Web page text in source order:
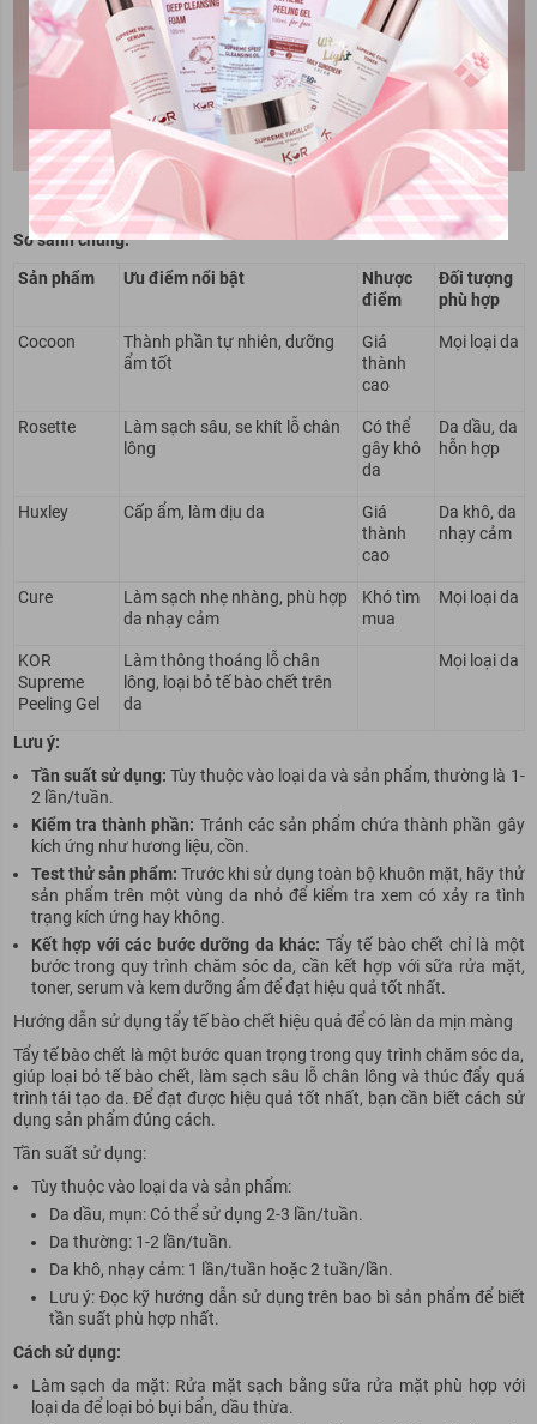
KOR Supreme Peeling Gel
So sánh chung:
Sản phẩm
Ưu điểm nổi bật
Nhược
điểm
Đối tượng
phù hợp
Cocoon
Thành phần tự nhiên, dưỡng
ẩm tốt
Giá
thành
cao
Mọi loại da
Rosette
Làm sạch sâu, se khít lỗ chân
lông
Có thể
gây khô
da
Da dầu, da
hỗn hợp
Huxley Cấp ẩm, làm dịu da
Giá
thành
cao
Da khô, da
nhạy cảm
Cure
Làm sạch nhẹ nhàng, phù hợp
da nhạy cảm
Khó tìm
mua
Mọi loại da
KOR
Supreme
Peeling Gel
Làm thông thoáng lỗ chân
lông, loại bỏ tế bào chết trên
da
Mọi loại da
Lưu ý:
Tần suất sử dụng: Tùy thuộc vào loại da và sản phẩm, thường là 1-
2 lần/tuần.
Kiểm tra thành phần: Tránh các sản phẩm chứa thành phần gây
kích ứng như hương liệu, cồn.
Test thử sản phẩm: Trước khi sử dụng toàn bộ khuôn mặt, hãy thử
sản phẩm trên một vùng da nhỏ để kiểm tra xem có xảy ra tình
trạng kích ứng hay không.
Kết hợp với các bước dưỡng da khác: Tẩy tế bào chết chỉ là một
bước trong quy trình chăm sóc da, cần kết hợp với sữa rửa mặt,
toner, serum và kem dưỡng ẩm để đạt hiệu quả tốt nhất.
Hướng dẫn sử dụng tẩy tế bào chết hiệu quả để có làn da mịn màng
Tẩy tế bào chết là một bước quan trọng trong quy trình chăm sóc da,
giúp loại bỏ tế bào chết, làm sạch sâu lỗ chân lông và thúc đẩy quá
trình tái tạo da. Để đạt được hiệu quả tốt nhất, bạn cần biết cách sử
dụng sản phẩm đúng cách.
Tần suất sử dụng:
Tùy thuộc vào loại da và sản phẩm:
Da dầu, mụn: Có thể sử dụng 2-3 lần/tuần.
Da thường: 1-2 lần/tuần.
Da khô, nhạy cảm: 1 lần/tuần hoặc 2 tuần/lần.
Lưu ý: Đọc kỹ hướng dẫn sử dụng trên bao bì sản phẩm để biết
tần suất phù hợp nhất.
Cách sử dụng:
Làm sạch da mặt: Rửa mặt sạch bằng sữa rửa mặt phù hợp với
loại da để loại bỏ bụi bẩn, dầu thừa.